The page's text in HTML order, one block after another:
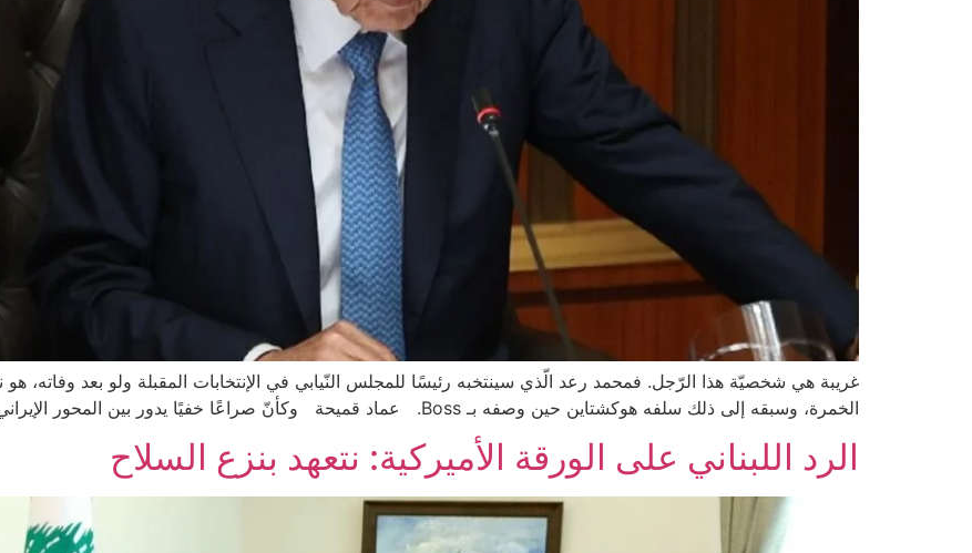
غريبة هي شخصيّة هذا الرّجل. فمحمد رعد الّذي سينتخبه رئيسًا للمجلس النّيابي في الإنتخابات المقبلة ولو بعد وفاته،
الخمرة، وسبقه إلى ذلك سلفه هوكشتاين حين وصفه بـ Boss. عماد قميحة وكأنّ صراعًا خفيًا يدور بين المحور الإيراني من جهة، وبين المحور […]
الرد اللبناني على الورقة الأميركية: نتعهد بنزع السلاح